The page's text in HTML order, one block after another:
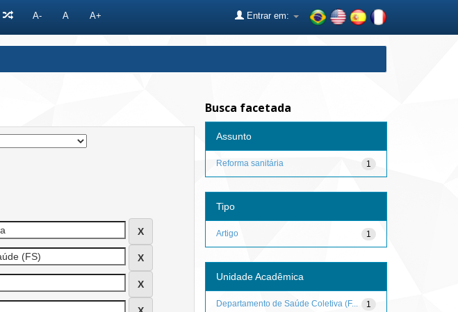
A- A A+ Entrar em:
Busca facetada
Assunto
1
Reforma sanitária
Tipo
1
Artigo
Unidade Acadêmica
1
Departamento de Saúde Coletiva (F...